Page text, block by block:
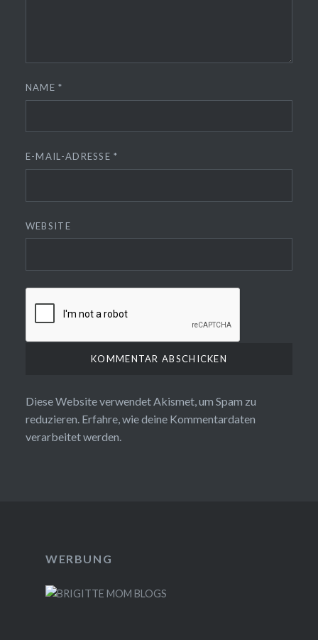
NAME*
E-MAIL-ADRESSE*
WEBSITE
Diese Website verwendet Akismet, um Spam zu
reduzieren. Erfahre, wie deine Kommentardaten
verarbeitet werden.
WERBUNG